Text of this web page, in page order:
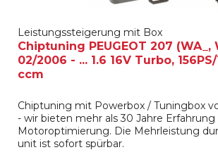
Leistungssteigerung mit Box
Chiptuning PEUGEOT 207 (WA_,
02/2006 - ... 1.6 16V Turbo, 156PS/
ccm
Chiptuning mit Powerbox / Tuningbox
- wir bieten mehr als 30 Jahre
Motoroptimierung. Die Mehrleistung
unit ist sofort spürbar.